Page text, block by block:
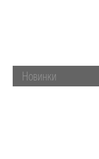
Новинки